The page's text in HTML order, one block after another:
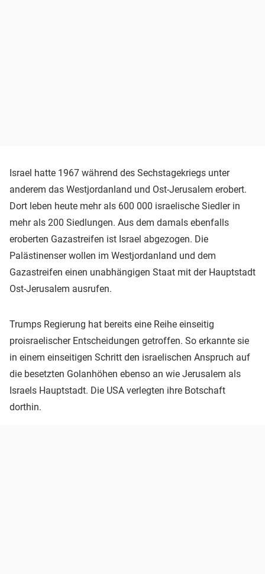
Israel hatte 1967 während des Sechstagekriegs unter
anderem das Westjordanland und Ost-Jerusalem erobert.
Dort leben heute mehr als 600 000 israelische Siedler in
mehr als 200 Siedlungen. Aus dem damals ebenfalls
eroberten Gazastreifen ist Israel abgezogen. Die
Palästinenser wollen im Westjordanland und dem
Gazastreifen einen unabhängigen Staat mit der Hauptstadt
Ost-Jerusalem ausrufen.
Trumps Regierung hat bereits eine Reihe einseitig
proisraelischer Entscheidungen getroffen. So erkannte sie
in einem einseitigen Schritt den israelischen Anspruch auf
die besetzten Golanhöhen ebenso an wie Jerusalem als
Israels Hauptstadt. Die USA verlegten ihre Botschaft
dorthin.